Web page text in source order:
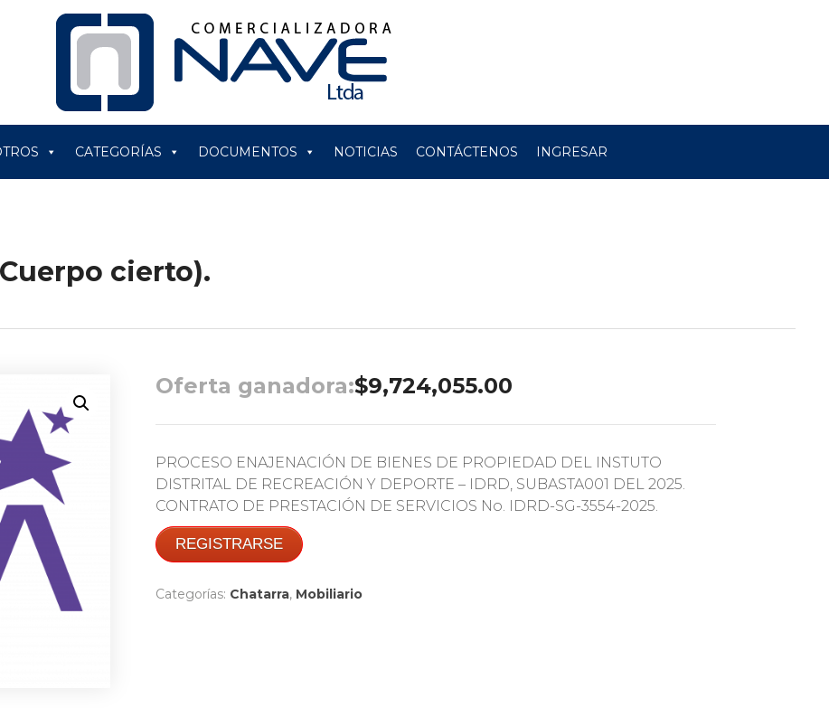
CATEGORÍAS DOCUMENTOS NOTICIAS CONTÁCTENOS INGRESAR
cierto).
Oferta ganadora:$9,724,055.00
PROCESO ENAJENACIÓN DE BIENES DE PROPIEDAD DEL INSTUTO
DISTRITAL DE RECREACIÓN Y DEPORTE – IDRD, SUBASTA001 DEL 2025.
CONTRATO DE PRESTACIÓN DE SERVICIOS No. IDRD-SG-3554-2025.
REGISTRARSE
Categorías: Chatarra, Mobiliario